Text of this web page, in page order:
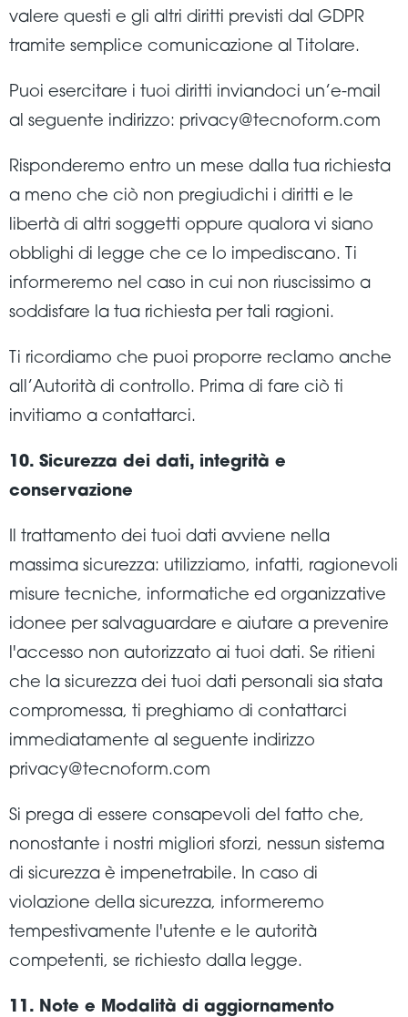
valere questi e gli altri diritti previsti dal GDPR
tramite semplice comunicazione al Titolare.
Puoi esercitare i tuoi diritti inviandoci un’e-mail
al seguente indirizzo: privacy@tecnoform.com
Risponderemo entro un mese dalla tua richiesta
a meno che ciò non pregiudichi i diritti e le
libertà di altri soggetti oppure qualora vi siano
obblighi di legge che ce lo impediscano. Ti
informeremo nel caso in cui non riuscissimo a
soddisfare la tua richiesta per tali ragioni.
Ti ricordiamo che puoi proporre reclamo anche
all’Autorità di controllo. Prima di fare ciò ti
invitiamo a contattarci.
10. Sicurezza dei dati, integrità e
conservazione
Il trattamento dei tuoi dati avviene nella
massima sicurezza: utilizziamo, infatti, ragionevoli
misure tecniche, informatiche ed organizzative
idonee per salvaguardare e aiutare a prevenire
l'accesso non autorizzato ai tuoi dati. Se ritieni
che la sicurezza dei tuoi dati personali sia stata
compromessa, ti preghiamo di contattarci
immediatamente al seguente indirizzo
privacy@tecnoform.com
Si prega di essere consapevoli del fatto che,
nonostante i nostri migliori sforzi, nessun sistema
di sicurezza è impenetrabile. In caso di
violazione della sicurezza, informeremo
tempestivamente l'utente e le autorità
competenti, se richiesto dalla legge.
11. Note e Modalità di aggiornamento